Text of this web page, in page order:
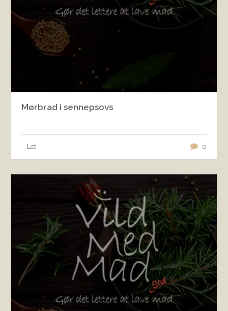
Mørbrad i sennepsovs
Let 0